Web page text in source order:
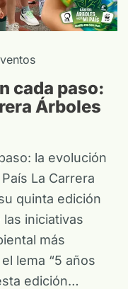
cada paso:
Árboles
la evolución
La Carrera
quinta edición
iniciativas
más
lema “5 años
edición…